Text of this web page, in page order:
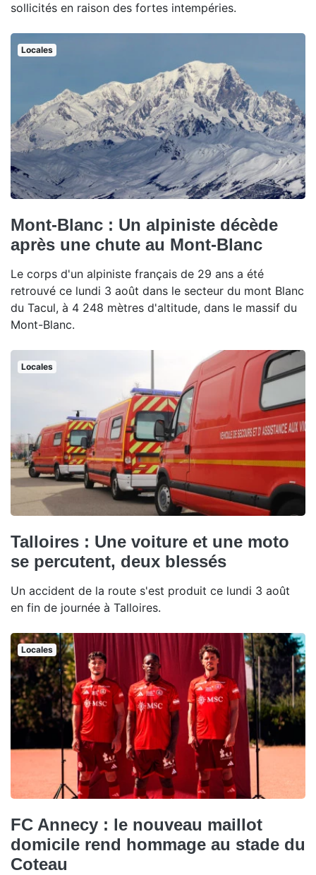
sollicités en raison des fortes intempéries.
Locales
Mont-Blanc : Un alpiniste décède
après une chute au Mont-Blanc
Le corps d'un alpiniste français de 29 ans a été
retrouvé ce lundi 3 août dans le secteur du mont Blanc
du Tacul, à 4 248 mètres d'altitude, dans le massif du
Mont-Blanc.
Locales
Talloires : Une voiture et une moto
se percutent, deux blessés
Un accident de la route s'est produit ce lundi 3 août
en fin de journée à Talloires.
Locales
FC Annecy : le nouveau maillot
domicile rend hommage au stade du
Coteau